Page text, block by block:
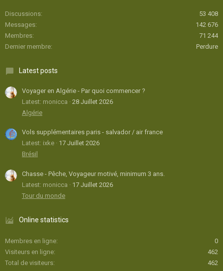
Discussions
53 408
Messages
142 676
Membres
71 244
Dernier membre
Perdure
Latest posts
Voyager en Algérie - Par quoi commencer ?
Latest: monicca
28 Juillet 2026
Algérie
Vols supplémentaires paris - salvador / air france
Latest: ixke
17 Juillet 2026
Brésil
Chasse - Pêche, Voyageur motivé, minimum 3 ans.
Latest: monicca
17 Juillet 2026
Tour du monde
Online statistics
Membres en ligne
0
Visiteurs en ligne
462
Total de visiteurs
462